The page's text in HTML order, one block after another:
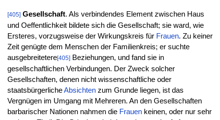
[405] Gesellschaft. Als verbindendes Element zwischen Haus
und Oeffentlichkeit bildete sich die Gesellschaft; sie ward, wie
Ersteres, vorzugsweise der Wirkungskreis für Frauen. Zu keiner
Zeit genügte dem Menschen der Familienkreis; er suchte
ausgebreitetere[405]Beziehungen, und fand sie in
gesellschaftlichen Verbindungen. Der Zweck solcher
Gesellschaften, denen nicht wissenschaftliche oder
staatsbürgerlicheAbsichtenzum Grunde liegen, ist das
Vergnügen im Umgang mit Mehreren. An den Gesellschaften
barbarischer Nationen nahmen die Frauenkeinen, oder nur sehr